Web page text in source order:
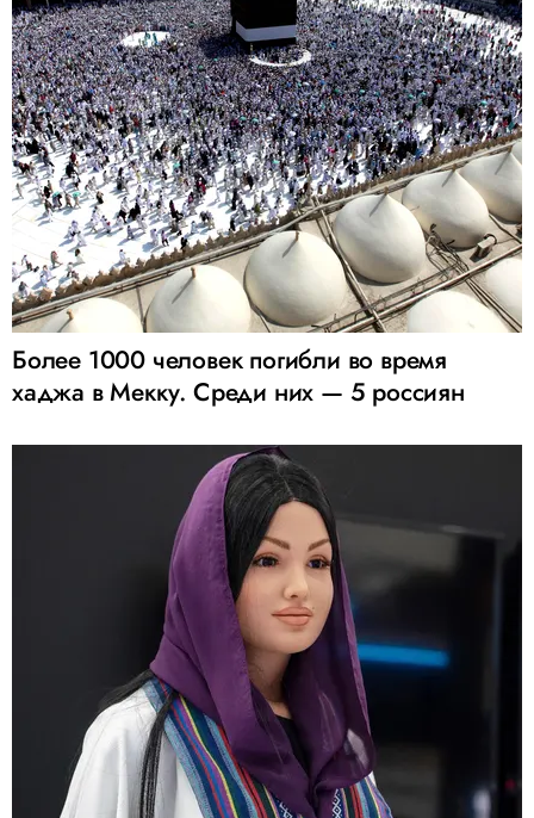
Более 1000 человек погибли во время
хаджа в Мекку. Среди них — 5 россиян